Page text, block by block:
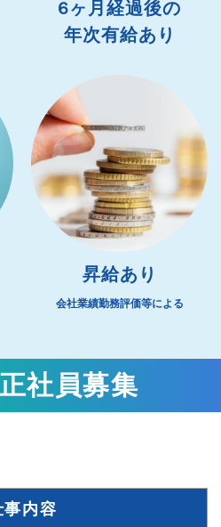
6ヶ月経過後の
年次有給あり
昇給あり
会社業績勤務評価等による
正社員募集
事内容